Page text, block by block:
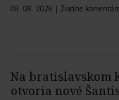
08. 08. 2026 | Žiadne
Na bratislavskom
otvoria nové